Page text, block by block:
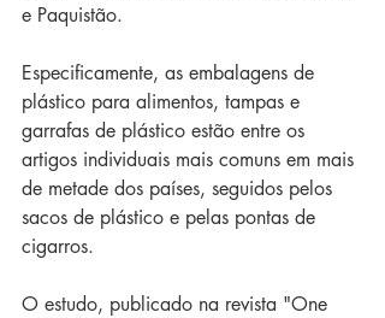
e Paquistão.
Especificamente, as embalagens de
plástico para alimentos, tampas e
garrafas de plástico estão entre os
artigos individuais mais comuns em mais
de metade dos países, seguidos pelos
sacos de plástico e pelas pontas de
cigarros.
O estudo, publicado na revista "One